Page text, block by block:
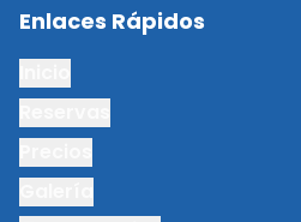
Enlaces Rápidos